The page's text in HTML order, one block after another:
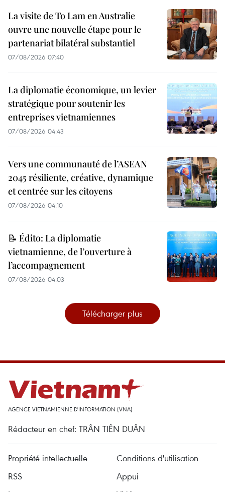
La visite de To Lam en Australie
ouvre une nouvelle étape pour le
partenariat bilatéral substantiel
07/08/2026 07:40
La diplomatie économique, un levier
stratégique pour soutenir les
entreprises vietnamiennes
07/08/2026 04:43
Vers une communauté de l’ASEAN
2045 résiliente, créative, dynamique
et centrée sur les citoyens
07/08/2026 04:10
📝 Édito: La diplomatie
vietnamienne, de l’ouverture à
l’accompagnement
07/08/2026 04:03
Télécharger plus
AGENCE VIETNAMIENNE D'INFORMATION (VNA)
Rédacteur en chef: TRÂN TIÊN DUÂN
Propriété intellectuelle
Conditions d'utilisation
RSS
Appui